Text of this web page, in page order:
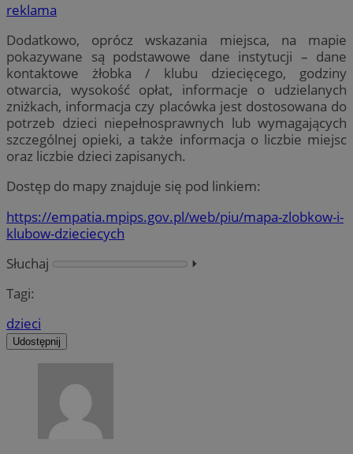
reklama
Dodatkowo, oprócz wskazania miejsca, na mapie
pokazywane są podstawowe dane instytucji – dane
kontaktowe żłobka / klubu dziecięcego, godziny
otwarcia, wysokość opłat, informacje o udzielanych
zniżkach, informacja czy placówka jest dostosowana do
potrzeb dzieci niepełnosprawnych lub wymagających
szczególnej opieki, a także informacja o liczbie miejsc
oraz liczbie dzieci zapisanych.
Dostęp do mapy znajduje się pod linkiem:
https://empatia.mpips.gov.pl/web/piu/mapa-zlobkow-i-
klubow-dzieciecych
Słuchaj
⏵︎
Tagi:
dzieci
Udostępnij